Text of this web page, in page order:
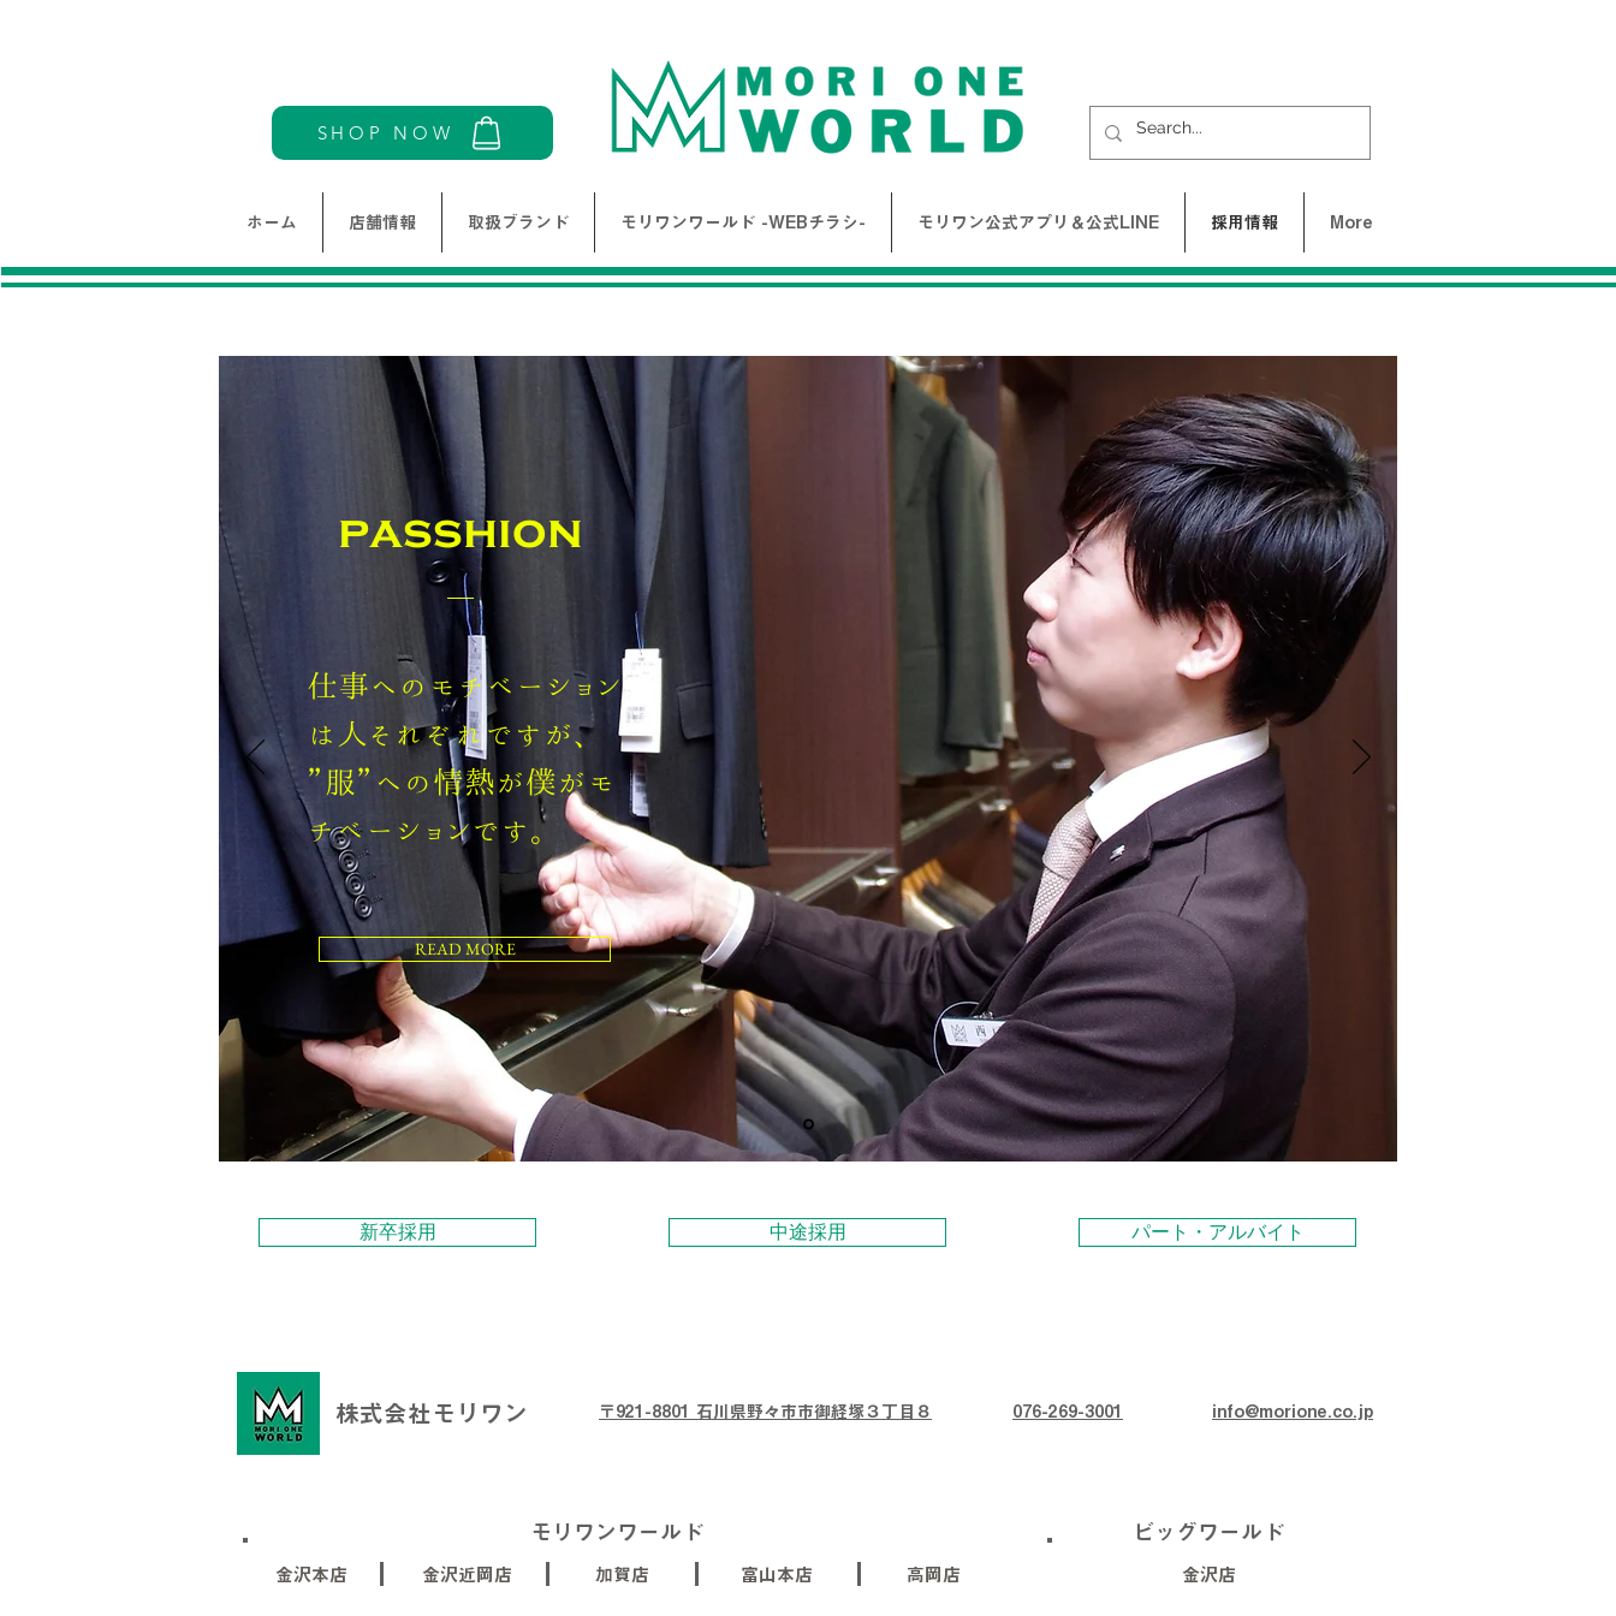
SHOP NOW
ホーム 店舗情報 取扱ブランド モリワンワールド -WEBチラシ- モリワン公式アプリ＆公式LINE 採用情報 More
passhion
仕事へのモチベーション
は人それぞれですが、
​”服”への情熱が僕がモ
チベーションです。
READ MORE
新卒採用 中途採用 パート・アルバイト
株式会社モリワン 〒921-8801 石川県野々市市御経塚３丁目８ 076-269-3001 info@morione.co.jp
金沢本店 高岡店
金沢近岡店 加賀店 富山本店
モリワンワールド
金沢店
ビッグワールド